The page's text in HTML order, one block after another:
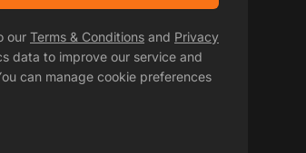
our Terms & Conditions and Privacy
data to improve our service and
can manage cookie preferences